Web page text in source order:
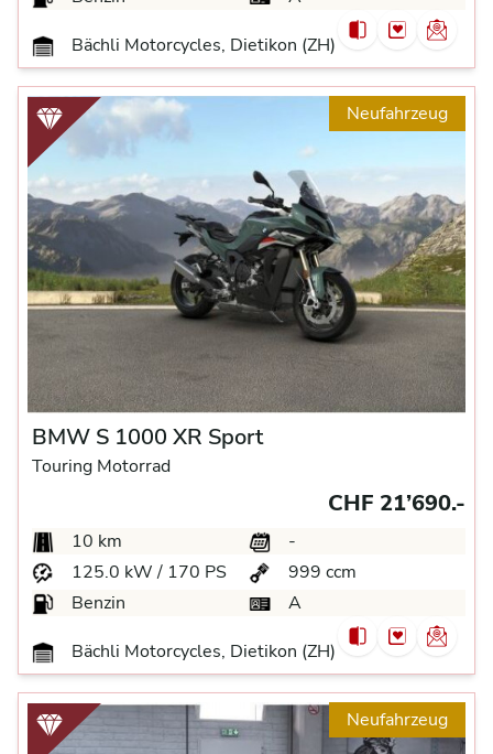
Bächli Motorcycles, Dietikon (ZH)
Neufahrzeug
BMW S 1000 XR Sport
Touring Motorrad
CHF 21’690.-
10 km
-
125.0 kW / 170 PS
999 ccm
Benzin
A
Bächli Motorcycles, Dietikon (ZH)
Neufahrzeug